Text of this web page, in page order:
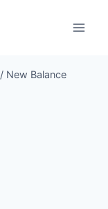
/ New Balance